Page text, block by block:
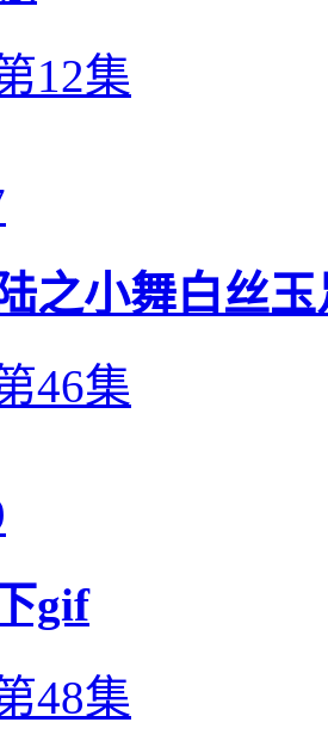
12集
之小舞白丝
46集
gif
48集